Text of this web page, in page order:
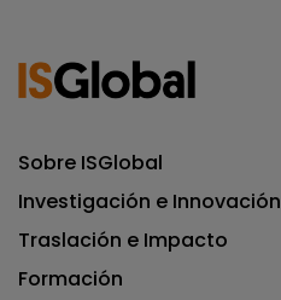
Sobre ISGlobal
Investigación e Innovación
Traslación e Impacto
Formación